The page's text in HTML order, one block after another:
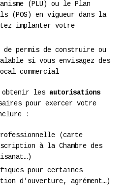
(PLU) ou le Plan
(POS) en vigueur dans la
implanter votre
de permis de construire ou
si vous envisagez des
commercial
obtenir les autorisations
pour exercer votre
:
(carte
à la Chambre des
pour certaines
d’ouverture, agrément…)